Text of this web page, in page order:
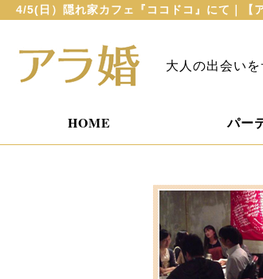
4/5(日）隠れ家カフェ『ココドコ』にて｜【
大人の出会い
HOME パー